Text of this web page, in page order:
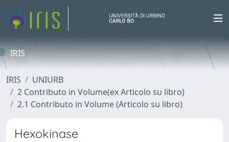
IRIS
IRIS
UNIURB
2 Contributo in Volume(ex Articolo su libro)
2.1 Contributo in Volume (Articolo su libro)
Hexokinase